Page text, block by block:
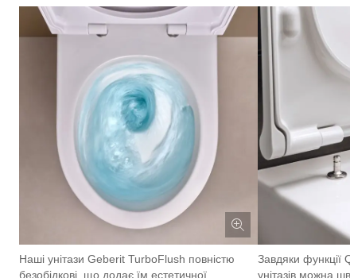
Наші унітази Geberit TurboFlush повністю
безобідкові, що додає їм естетичної
Завдяки функції
унітазів можна